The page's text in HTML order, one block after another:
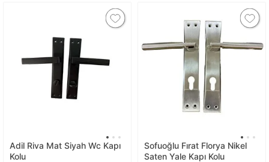
Adil Riva Mat Siyah Wc Kapı
Kolu
Sofuoğlu Fırat Florya Nikel
Saten Yale Kapı Kolu